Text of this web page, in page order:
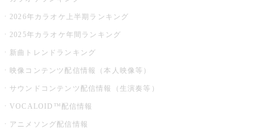
2026年カラオケ上半期ランキング
2025年カラオケ年間ランキング
新曲トレンドランキング
映像コンテンツ配信情報（本人映像等）
サウンドコンテンツ配信情報（生演奏等）
VOCALOID™配信情報
アニメソング配信情報